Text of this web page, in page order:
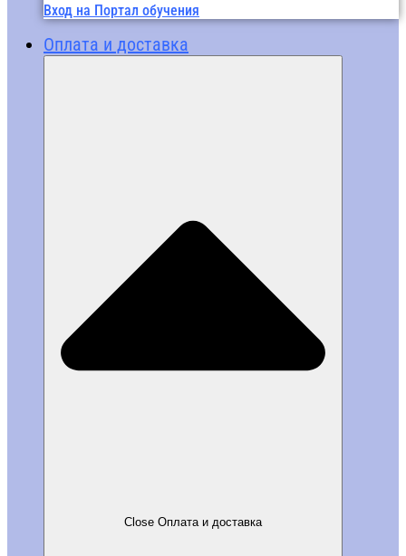
Вход на Портал обучения
Оплата и доставка
Close Оплата и доставка